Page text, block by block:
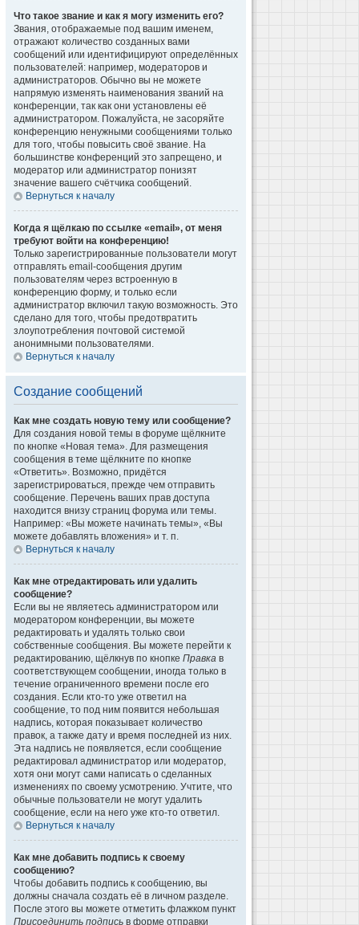
Что такое звание и как я могу изменить его?
Звания, отображаемые под вашим именем,
отражают количество созданных вами
сообщений или идентифицируют определённых
пользователей: например, модераторов и
администраторов. Обычно вы не можете
напрямую изменять наименования званий на
конференции, так как они установлены её
администратором. Пожалуйста, не засоряйте
конференцию ненужными сообщениями только
для того, чтобы повысить своё звание. На
большинстве конференций это запрещено, и
модератор или администратор понизят
значение вашего счётчика сообщений.
Вернуться к началу
Когда я щёлкаю по ссылке «email», от меня
требуют войти на конференцию!
Только зарегистрированные пользователи могут
отправлять email-сообщения другим
пользователям через встроенную в
конференцию форму, и только если
администратор включил такую возможность. Это
сделано для того, чтобы предотвратить
злоупотребления почтовой системой
анонимными пользователями.
Вернуться к началу
Создание сообщений
Как мне создать новую тему или сообщение?
Для создания новой темы в форуме щёлкните
по кнопке «Новая тема». Для размещения
сообщения в теме щёлкните по кнопке
«Ответить». Возможно, придётся
зарегистрироваться, прежде чем отправить
сообщение. Перечень ваших прав доступа
находится внизу страниц форума или темы.
Например: «Вы можете начинать темы», «Вы
можете добавлять вложения» и т. п.
Вернуться к началу
Как мне отредактировать или удалить
сообщение?
Если вы не являетесь администратором или
модератором конференции, вы можете
редактировать и удалять только свои
собственные сообщения. Вы можете перейти к
редактированию, щёлкнув по кнопке Правка в
соответствующем сообщении, иногда только в
течение ограниченного времени после его
создания. Если кто-то уже ответил на
сообщение, то под ним появится небольшая
надпись, которая показывает количество
правок, а также дату и время последней из них.
Эта надпись не появляется, если сообщение
редактировал администратор или модератор,
хотя они могут сами написать о сделанных
изменениях по своему усмотрению. Учтите, что
обычные пользователи не могут удалить
сообщение, если на него уже кто-то ответил.
Вернуться к началу
Как мне добавить подпись к своему
сообщению?
Чтобы добавить подпись к сообщению, вы
должны сначала создать её в личном разделе.
После этого вы можете отметить флажком пункт
Присоединить подпись в форме отправки